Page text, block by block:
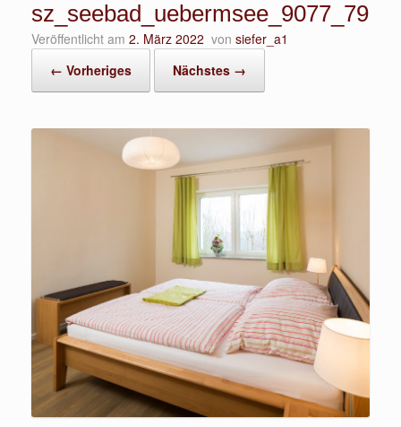
sz_seebad_uebermsee_9077_79
Veröffentlicht am 2. März 2022 von siefer_a1
← Vorheriges
Nächstes →